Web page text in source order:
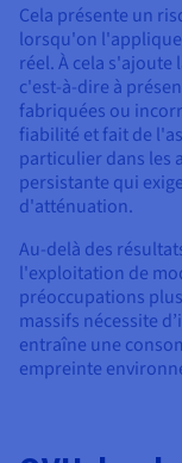
Cela présente un
lorsqu'on l'applique
réel. À cela s'ajoute
c'est-à-dire à
fabriquées ou
fiabilité et fait de
particulier dans les
persistante qui
d'atténuation.
Au-delà des
l'exploitation de
préoccupations
massifs nécessite
entraîne une
empreinte